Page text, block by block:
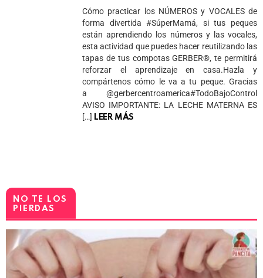
Cómo practicar los NÚMEROS y VOCALES de
forma divertida #SúperMamá, si tus peques
están aprendiendo los números y las vocales,
esta actividad que puedes hacer reutilizando las
tapas de tus compotas GERBER®️, te permitirá
reforzar el aprendizaje en casa.Hazla y
compártenos cómo le va a tu peque. Gracias
a @gerbercentroamerica#TodoBajoControl
AVISO IMPORTANTE: LA LECHE MATERNA ES
[…] LEER MÁS
NO TE LOS
PIERDAS